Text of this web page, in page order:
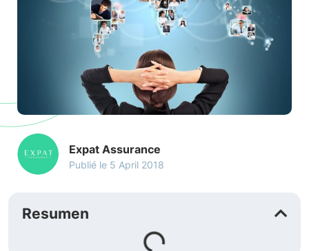
Expat Assurance
Publié le 5 April 2018
Resumen